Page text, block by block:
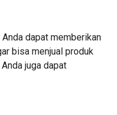
dapat memberikan
bisa menjual produk
juga dapat